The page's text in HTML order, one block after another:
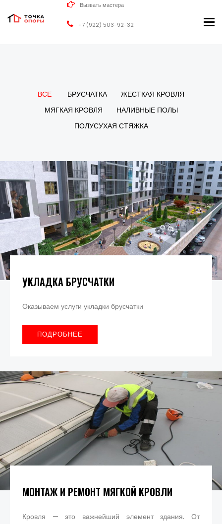
Вызвать мастера
+7 (922) 503-92-32
ВСЕ БРУСЧАТКА
ЖЕСТКАЯ КРОВЛЯ
МЯГКАЯ КРОВЛЯ
НАЛИВНЫЕ ПОЛЫ
ПОЛУСУХАЯ СТЯЖКА
УКЛАДКА БРУСЧАТКИ
Оказываем услуги укладки брусчатки
ПОДРОБНЕЕ
МОНТАЖ И РЕМОНТ МЯГКОЙ КРОВЛИ
Кровля — это важнейший элемент здания. От